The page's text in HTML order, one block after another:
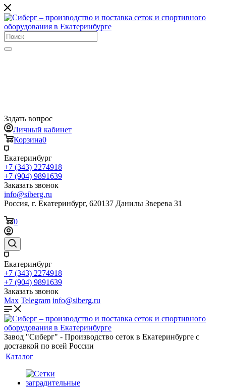
Задать вопрос
Личный кабинет
Корзина0
Екатеринбург
+7 (343) 2274918
+7 (904) 9891639
Заказать звонок
info@siberg.ru
Россия, г. Екатеринбург, 620137 Данилы Зверева 31
0
Екатеринбург
+7 (343) 2274918
+7 (904) 9891639
Заказать звонок
Max Telegram info@siberg.ru
Завод "Сиберг" - Производство сеток в Екатеринбурге с
доставкой по всей России
Каталог